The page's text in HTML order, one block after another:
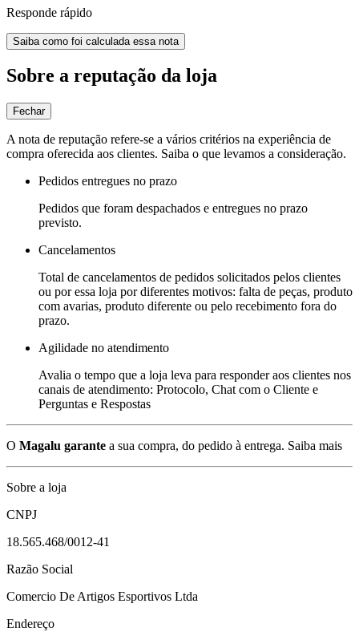
Responde rápido
Saiba como foi calculada essa nota
Sobre a reputação da loja
Fechar
A nota de reputação refere-se a vários critérios na experiência de
compra oferecida aos clientes. Saiba o que levamos a consideração.
Pedidos entregues no prazo
Pedidos que foram despachados e entregues no prazo
previsto.
Cancelamentos
Total de cancelamentos de pedidos solicitados pelos clientes
ou por essa loja por diferentes motivos: falta de peças, produto
com avarias, produto diferente ou pelo recebimento fora do
prazo.
Agilidade no atendimento
Avalia o tempo que a loja leva para responder aos clientes nos
canais de atendimento: Protocolo, Chat com o Cliente e
Perguntas e Respostas
O Magalu garante a sua compra, do pedido à entrega. Saiba mais
Sobre a loja
CNPJ
18.565.468/0012-41
Razão Social
Comercio De Artigos Esportivos Ltda
Endereço